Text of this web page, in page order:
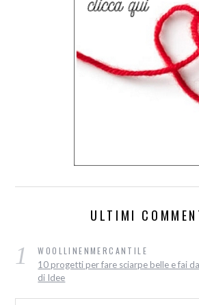
ULTIMI
1 WOOLLINENMERCANTILE
10 progetti per fare sciarpe belle e fai
di Idee